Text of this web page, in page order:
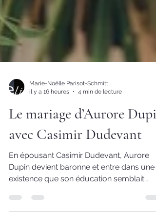
Marie-Noëlle Parisot-Schmitt
il y a 16 heures
4 min de lecture
Le mariage d’Aurore Dupin
avec Casimir Dudevant
En épousant Casimir Dudevant, Aurore
existence que son éducation semblait